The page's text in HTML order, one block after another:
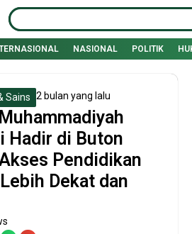
Search
NASIONAL POLITIK
2 bulan yang lalu
Sains
Hadir di Buton
Pendidikan
Dekat dan